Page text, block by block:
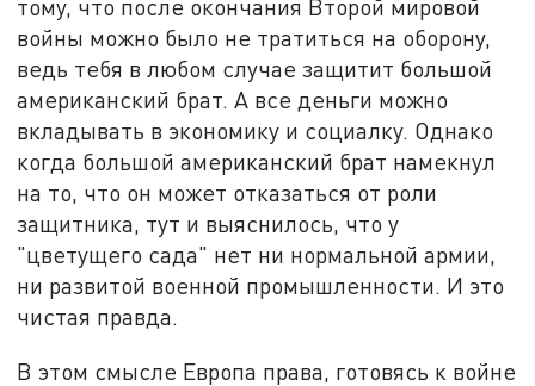
тому, что после окончания Второй мировой
войны можно было не тратиться на оборону,
ведь тебя в любом случае защитит большой
американский брат. А все деньги можно
вкладывать в экономику и социалку. Однако
когда большой американский брат намекнул
на то, что он может отказаться от роли
защитника, тут и выяснилось, что у
"цветущего сада" нет ни нормальной армии,
ни развитой военной промышленности. И это
чистая правда.
В этом смысле Европа права, готовясь к войне